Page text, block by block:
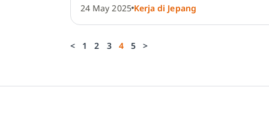
penting? Untuk rencana tinggal di…
24 May 2025 Kerja di Jepang
< 1 2 3 4 5 >